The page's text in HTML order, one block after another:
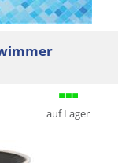
auf Lager